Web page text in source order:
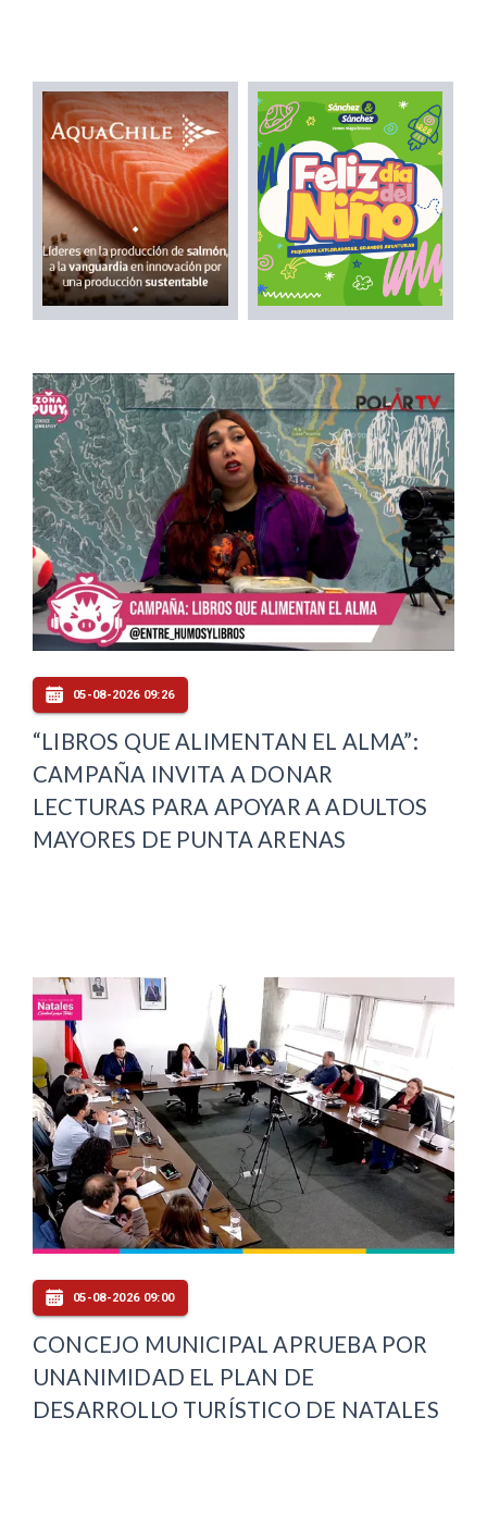
05-08-2026 09:26
“LIBROS QUE ALIMENTAN EL ALMA”:
CAMPAÑA INVITA A DONAR
LECTURAS PARA APOYAR A ADULTOS
MAYORES DE PUNTA ARENAS
05-08-2026 09:00
CONCEJO MUNICIPAL APRUEBA POR
UNANIMIDAD EL PLAN DE
DESARROLLO TURÍSTICO DE NATALES